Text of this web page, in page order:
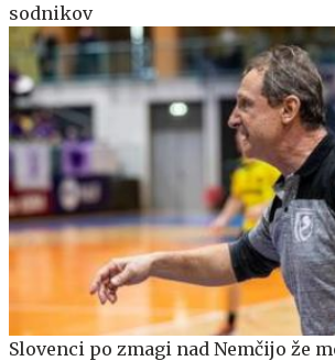
sodnikov
Slovenci po zmagi nad Nemčijo že